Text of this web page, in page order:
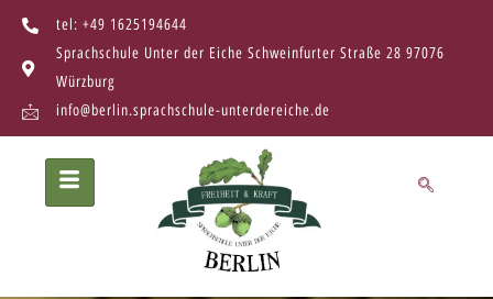
tel: +49 1625194644
Sprachschule Unter der Eiche Schweinfurter Straße 28 97076
Würzburg
info@berlin.sprachschule-unterdereiche.de